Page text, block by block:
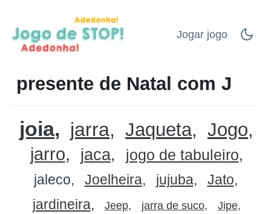
Jogar jogo
presente de Natal com J
joia jarra Jaqueta Jogo
jarro jaca jogo de tabuleiro
jaleco Joelheira jujuba
Jato
jardineira
Jeep jarra de suco Jipe